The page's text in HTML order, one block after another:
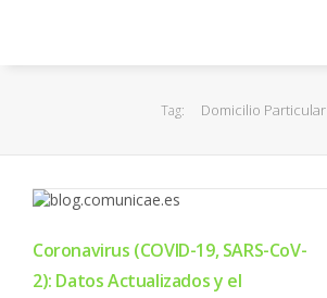
EuroLeague
Tag: Domicilio Particular
Coronavirus (COVID-19, SARS-CoV-
2): Datos Actualizados y el